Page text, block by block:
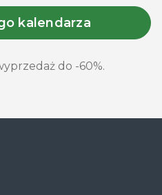
kalendarza
do -60%.